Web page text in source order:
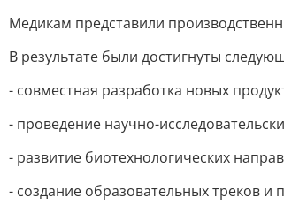
Медикам представили
В результате были достигнуты
- совместная разработка новых
- проведение научно-
- развитие биотехнологических
- создание образовательных треков